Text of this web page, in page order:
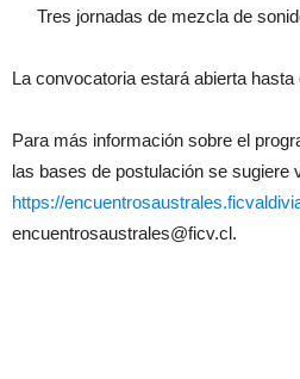
Tres jornadas de mezcla de
La convocatoria estará abierta hasta
Para más información sobre el
las bases de postulación se sugiere
https://
encuentrosaustrales@ficv.cl.